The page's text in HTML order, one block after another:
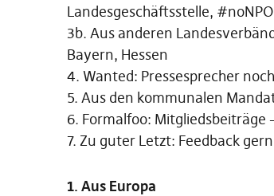
Landesgeschäftsstelle,
3b. Aus anderen
Bayern, Hessen
4. Wanted: Pressesprecher
5. Aus den kommunalen
6. Formalfoo: Mitgliedsbeiträge
7. Zu guter Letzt: Feedback
1. Aus Europa